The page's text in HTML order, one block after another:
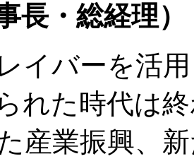
長・総経理）
イバーを活
れた時代は
産業振興、